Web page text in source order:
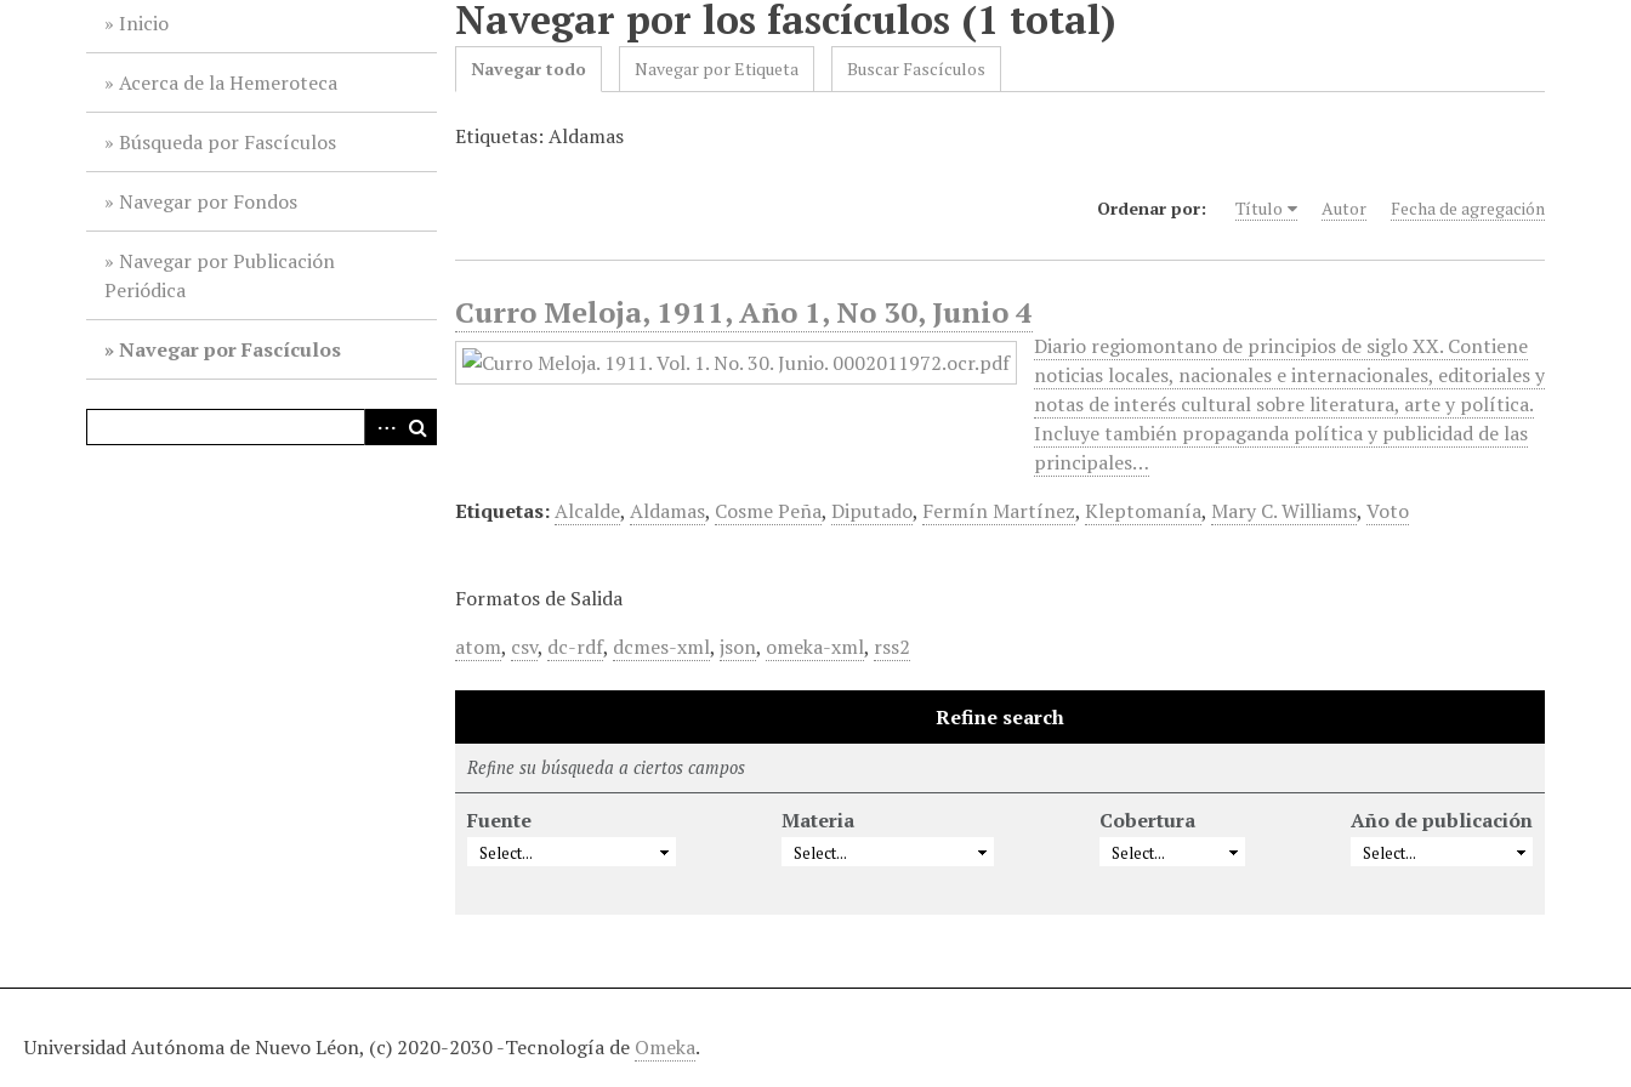
Inicio
Acerca de la Hemeroteca
Búsqueda por Fascículos
Navegar por Fondos
Navegar por Publicación
Periódica
Navegar por Fascículos
Navegar por los fascículos (1 total)
Navegar todo Navegar por Etiqueta Buscar Fascículos
Etiquetas: Aldamas
Ordenar por: Título Autor Fecha de agregación
Curro Meloja, 1911, Año 1, No 30, Junio 4
Diario regiomontano de principios de siglo XX. Contiene
noticias locales, nacionales e internacionales, editoriales y
notas de interés cultural sobre literatura, arte y política.
Incluye también propaganda política y publicidad de las
principales…
Etiquetas:Alcalde,Aldamas, Cosme Peña, Diputado, Fermín Martínez, Kleptomanía, Mary C. Williams,Voto
Formatos de Salida
atom, csv, dc-rdf, dcmes-xml,json, omeka-xml, rss2
Refine search
Refine su búsqueda a ciertos campos
Fuente Materia Cobertura Año de publicación
Universidad Autónoma de Nuevo Léon, (c) 2020-2030 -Tecnología de Omeka.